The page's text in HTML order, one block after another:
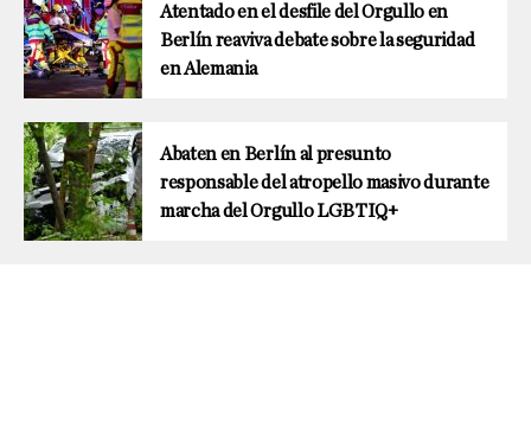
Atentado en el desfile del Orgullo en
Berlín reaviva debate sobre la seguridad
en Alemania
Abaten en Berlín al presunto
responsable del atropello masivo durante
marcha del Orgullo LGBTIQ+